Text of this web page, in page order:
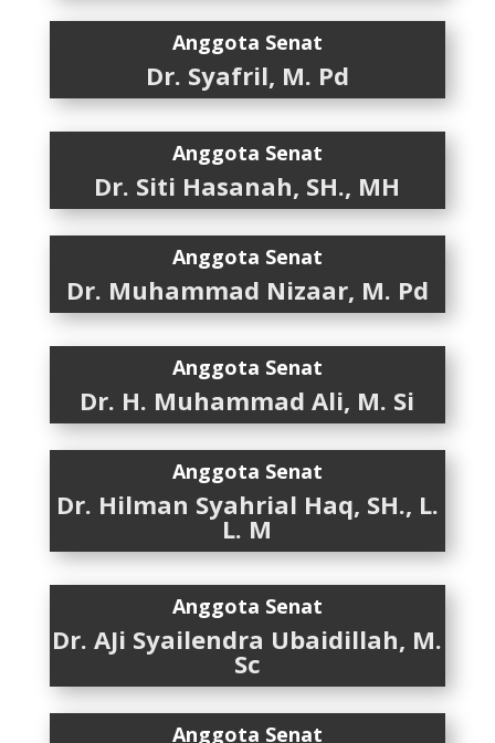
Anggota Senat
Dr. Syafril, M. Pd
Anggota Senat
Dr. Siti Hasanah, SH., MH
Anggota Senat
Dr. Muhammad Nizaar, M. Pd
Anggota Senat
Dr. H. Muhammad Ali, M. Si
Anggota Senat
Dr. Hilman Syahrial Haq, SH., L.
L. M
Anggota Senat
Dr. AJi Syailendra Ubaidillah, M.
Sc
Anggota Senat